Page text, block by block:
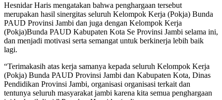
Hesnidar Haris mengatakan bahwa penghargaan tersebut
merupakan hasil sinergitas seluruh Kelompok Kerja (Pokja) Bunda
PAUD Provinsi Jambi dan juga dengan Kelompok Kerja
(Pokja)Bunda PAUD Kabupaten Kota Se Provinsi Jambi selama ini,
dan menjadi motivasi serta semangat untuk berkinerja lebih baik
lagi.
“Terimakasih atas kerja samanya kepada seluruh Kelompok Kerja
(Pokja) Bunda PAUD Provinsi Jambi dan Kabupaten Kota, Dinas
Pendidikan Provinsi Jambi, organisasi organisasi terkait dan
tentunya seluruh masyarakat jambi karena kita semua penghargaan